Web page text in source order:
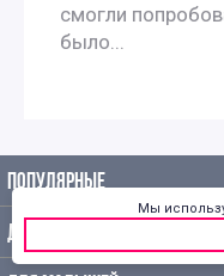
смогли
было...
ПОПУЛЯРНЫЕ
ДЛЯ ДЕТЕЙ
Мы